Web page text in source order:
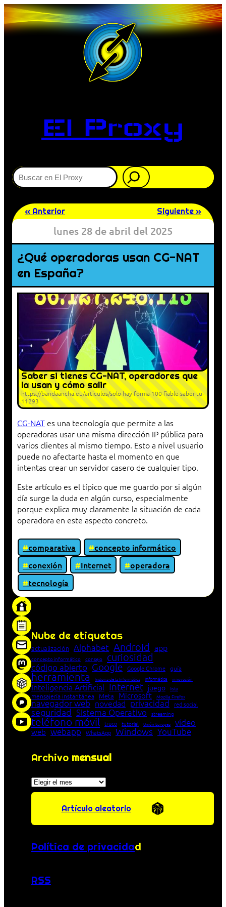
El Proxy
Buscar
« Anterior Siguiente »
lunes 28 de abril del 2025
¿Qué operadoras usan CG-NAT
en España?
Saber si tienes CG-NAT, operadores que
la usan y cómo salir
https://bandaancha.eu/articulos/solo-hay-forma-100-fiable-saber-tu-
11293
CG-NAT es una tecnología que permite a las
operadoras usar una misma dirección IP pública para
varios clientes al mismo tiempo. Esto a nivel usuario
puede no afectarte hasta el momento en que
intentas crear un servidor casero de cualquier tipo.
Este artículo es el típico que me guardo por si algún
día surge la duda en algún curso, especialmente
porque explica muy claramente la situación de cada
operadora en este aspecto concreto.
comparativa
concepto informático
conexión
Internet
operadora
tecnología
Nube de etiquetas
actualización Alphabet Android app
concepto informático consejo curiosidad
código abierto Google Google Chrome guía
herramienta historia de la Informática Informática innovación
Inteligencia Artificial Internet juego lista
mensajería instantánea Meta Microsoft Mozilla Firefox
navegador web novedad privacidad red social
seguridad Sistema Operativo streaming
teléfono móvil truco tutorial Unión Europea vídeo
web webapp WhatsApp Windows YouTube
Archivo mensual
Archivos
Artículo aleatorio
Política de privacidad
RSS